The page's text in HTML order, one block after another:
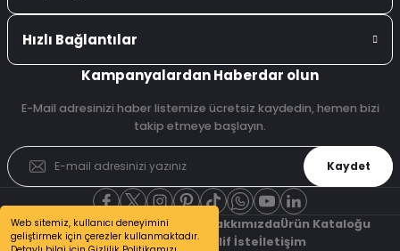
Web sitemiz, kullanıcı deneyimini
geliştirmek için çerezler kullanmaktadır.
Hızlı Bağlantılar
Kampanyalardan Haberdar olun
E-Mail adresinizi haber listemize ücretsiz kaydedin, hemen bizi
takip etmeye başlayın.
Kaydet
ŞubelerimizReferanslarımız HakkımızdaÜrün Kataloğu
Bizden HaberlerTeklif İsteİletişim